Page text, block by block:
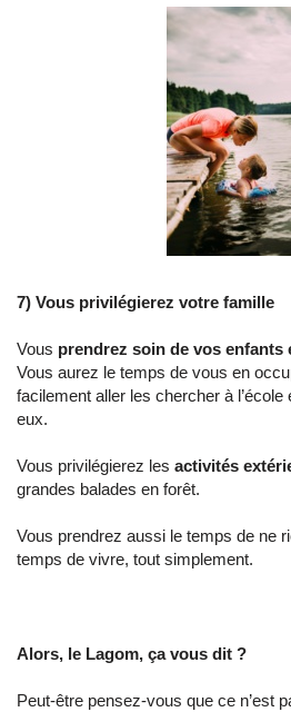
7) Vous privilégierez votre famille
Vous prendrez soin de vos enfants
Vous aurez le temps de vous en
facilement aller les chercher à
eux.
Vous privilégierez les activités
grandes balades en forêt.
Vous prendrez aussi le temps de ne
temps de vivre, tout simplement.
Alors, le Lagom, ça vous dit ?
Peut-être pensez-vous que ce n’est